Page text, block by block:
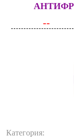
--
Категория: